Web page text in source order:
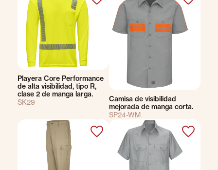
Playera Core Performance
de alta visibilidad, tipo R,
clase 2 de manga larga.
SK29
Camisa de visibilidad
mejorada de manga corta.
SP24-WM